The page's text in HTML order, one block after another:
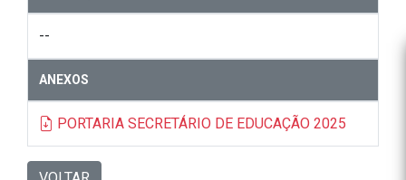
--
ANEXOS
PORTARIA SECRETÁRIO DE EDUCAÇÃO 2025